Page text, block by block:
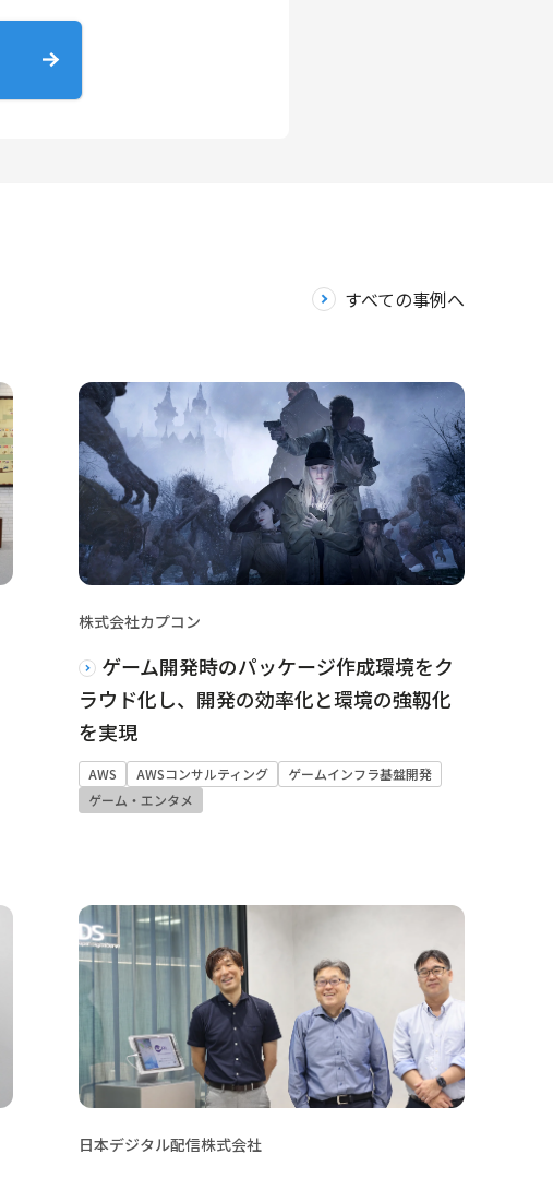
すべての事例へ
株式会社カプコン
ゲーム開発時のパッケージ作成環境をク
ラウド化し、開発の効率化と環境の強靱化
を実現
AWS AWSコンサルティング
ゲームインフラ基盤開発
ゲーム・エンタメ
日本デジタル配信株式会社